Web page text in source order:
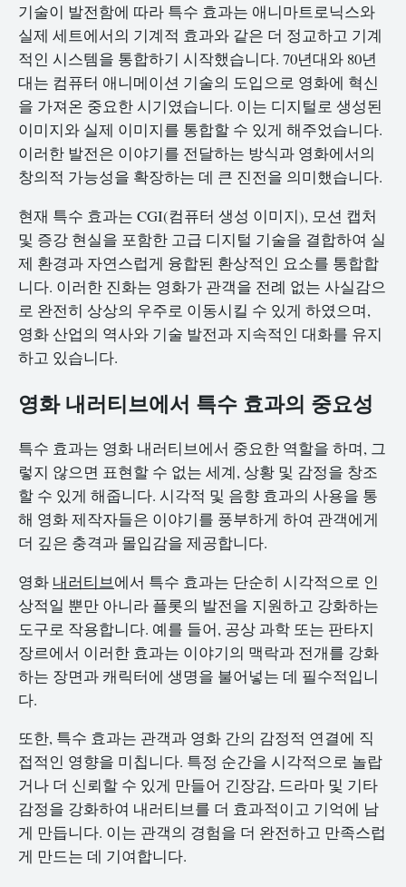
기술이 발전함에 따라 특수 효과는 애니마트로닉스와
실제 세트에서의 기계적 효과와 같은 더 정교하고 기계
적인 시스템을 통합하기 시작했습니다. 70년대와 80년
대는 컴퓨터 애니메이션 기술의 도입으로 영화에 혁신
을 가져온 중요한 시기였습니다. 이는 디지털로 생성된
이미지와 실제 이미지를 통합할 수 있게 해주었습니다.
이러한 발전은 이야기를 전달하는 방식과 영화에서의
창의적 가능성을 확장하는 데 큰 진전을 의미했습니다.
현재 특수 효과는 CGI(컴퓨터 생성 이미지), 모션 캡처
및 증강 현실을 포함한 고급 디지털 기술을 결합하여 실
제 환경과 자연스럽게 융합된 환상적인 요소를 통합합
니다. 이러한 진화는 영화가 관객을 전례 없는 사실감으
로 완전히 상상의 우주로 이동시킬 수 있게 하였으며,
영화 산업의 역사와 기술 발전과 지속적인 대화를 유지
하고 있습니다.
영화 내러티브에서 특수 효과의 중요성
특수 효과는 영화 내러티브에서 중요한 역할을 하며, 그
렇지 않으면 표현할 수 없는 세계, 상황 및 감정을 창조
할 수 있게 해줍니다. 시각적 및 음향 효과의 사용을 통
해 영화 제작자들은 이야기를 풍부하게 하여 관객에게
더 깊은 충격과 몰입감을 제공합니다.
영화 내러티브에서 특수 효과는 단순히 시각적으로 인
상적일 뿐만 아니라 플롯의 발전을 지원하고 강화하는
도구로 작용합니다. 예를 들어, 공상 과학 또는 판타지
장르에서 이러한 효과는 이야기의 맥락과 전개를 강화
하는 장면과 캐릭터에 생명을 불어넣는 데 필수적입니
다.
또한, 특수 효과는 관객과 영화 간의 감정적 연결에 직
접적인 영향을 미칩니다. 특정 순간을 시각적으로 놀랍
거나 더 신뢰할 수 있게 만들어 긴장감, 드라마 및 기타
감정을 강화하여 내러티브를 더 효과적이고 기억에 남
게 만듭니다. 이는 관객의 경험을 더 완전하고 만족스럽
게 만드는 데 기여합니다.